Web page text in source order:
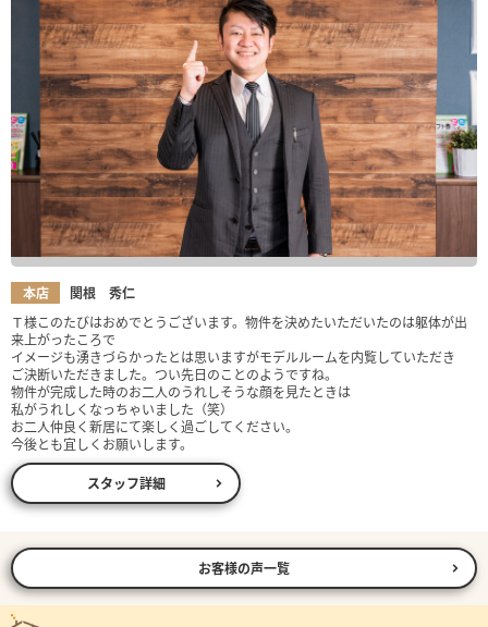
本店
関根 秀仁
Ｔ様このたびはおめでとうございます。物件を決めたいただいたのは躯体が出
来上がったころで
イメージも湧きづらかったとは思いますがモデルルームを内覧していただき
ご決断いただきました。つい先日のことのようですね。
物件が完成した時のお二人のうれしそうな顔を見たときは
私がうれしくなっちゃいました（笑）
お二人仲良く新居にて楽しく過ごしてください。
今後とも宜しくお願いします。
スタッフ詳細
お客様の声一覧